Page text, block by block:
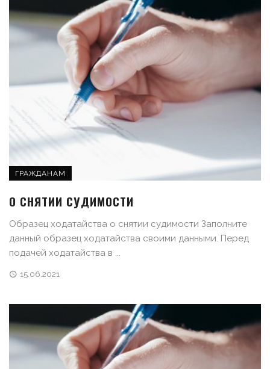
ГРАЖДАНАМ
О СНЯТИИ СУДИМОСТИ
Образец ходатайства о снятии судимости Заполните
данный образец ходатайства своими данными. Перед
подачей ходатайства в ...
15.06.2021